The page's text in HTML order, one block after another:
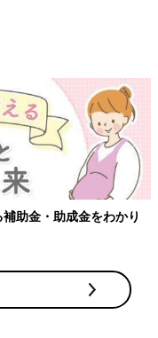
助金・助成金をわかり